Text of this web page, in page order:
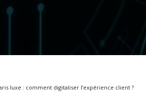
luxe : comment digitaliser l’expérience client ?